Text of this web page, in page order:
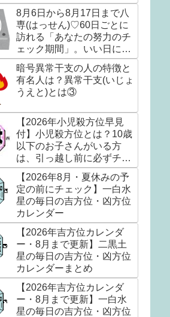
カレンダー。吉方位散歩で
『運の貯金』をしましょう
8月6日から8月17日まで八
専(はっせん)♡60日ごとに
訪れる「あなたの努力のチ
ェック期間」。いい日にな
るかはあなた次第。
暗号異常干支の人の特徴と
有名人は？異常干支(いじょ
うえと)とは③
【2026年小児殺方位早見
付】小児殺方位とは？10歳
以下のお子さんがいる方
は、引っ越し前に必ずチェ
ック！！
【2026年8月・夏休みの予
定の前にチェック】一白水
星の毎日の吉方位・凶方位
カレンダー
【2026年吉方位カレンダ
ー・8月まで更新】二黒土
星の毎日の吉方位・凶方位
カレンダーまとめ
【2026年吉方位カレンダ
ー・8月まで更新】一白水
星の毎日の吉方位・凶方位